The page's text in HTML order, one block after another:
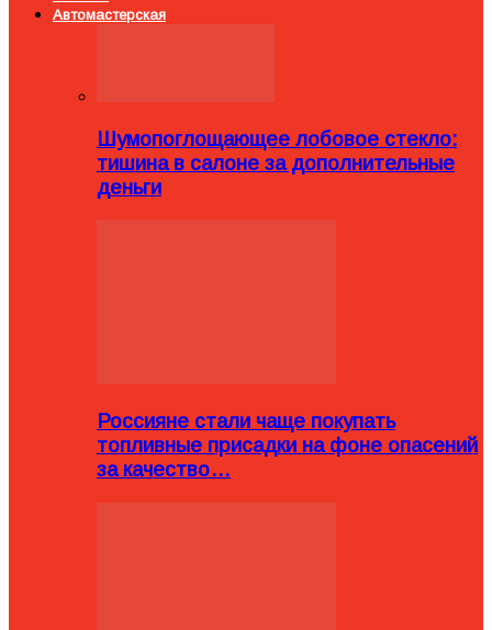
Автомастерская
Шумопоглощающее лобовое стекло:
тишина в салоне за дополнительные
деньги
Россияне стали чаще покупать
топливные присадки на фоне опасений
за качество…